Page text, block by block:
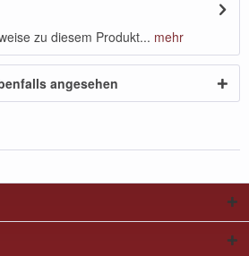
zu diesem Produkt... mehr
angesehen